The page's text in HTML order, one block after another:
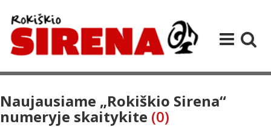
Naujausiame „Rokiškio Sirena“
numeryje skaitykite (0)